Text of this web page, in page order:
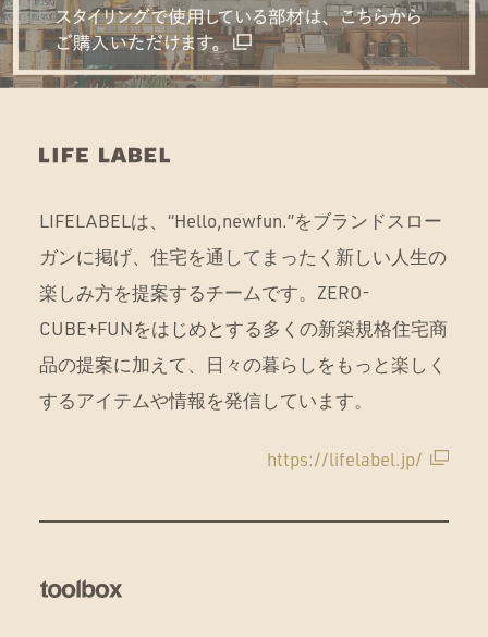
LIFELABELは、“Hello,newfun.”をブランドスロー
ガンに掲げ、住宅を通してまったく新しい人生の
楽しみ方を提案するチームです。ZERO-
CUBE+FUNをはじめとする多くの新築規格住宅商
品の提案に加えて、日々の暮らしをもっと楽しく
するアイテムや情報を発信しています。
https://lifelabel.jp/